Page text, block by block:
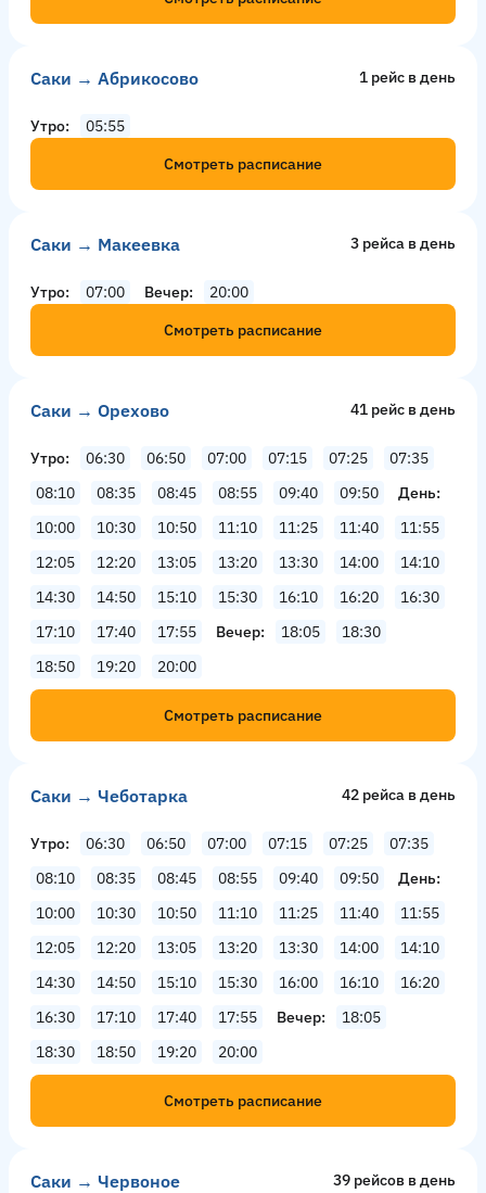
Саки → Абрикосово 1 рейс в день
Утро
05:55
Смотреть расписание
Саки → Макеевка 3 рейсa в день
Утро 07:00 Вечер
20:00
Смотреть расписание
Саки → Орехово 41 рейс в день
Утро 06:30 06:50 07:00 07:15 07:25
07:35
08:10
08:35 08:45 08:55 09:40 09:50
День
10:00
10:30 10:50 11:10 11:25 11:40
11:55
12:05
12:20 13:05 13:20 13:30 14:00
14:10
14:30
14:50 15:10 15:30 16:10 16:20
16:30
17:10
17:40 17:55 Вечер 18:05
18:30
18:50
19:20 20:00
Смотреть расписание
Саки → Чеботарка 42 рейсa в день
Утро 06:30 06:50 07:00 07:15 07:25
07:35
08:10
08:35 08:45 08:55 09:40 09:50
День
10:00
10:30 10:50 11:10 11:25 11:40
11:55
12:05
12:20 13:05 13:20 13:30 14:00
14:10
14:30
14:50 15:10 15:30 16:00 16:10
16:20
16:30
17:10 17:40 17:55 Вечер
18:05
18:30
18:50 19:20 20:00
Смотреть расписание
Саки → Червоное 39 рейсов в день